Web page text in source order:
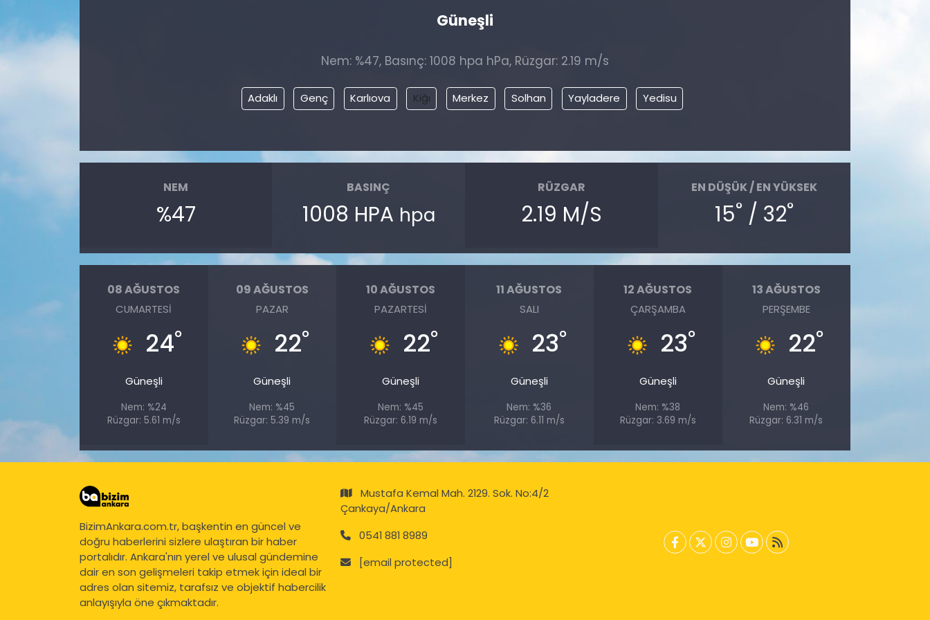
Güneşli
Nem: %47, Basınç: 1008 hpa hPa, Rüzgar: 2.19 m/s
Adaklı Genç Karlıova Kiğı Merkez Solhan Yayladere Yedisu
NEM
%47
BASINÇ
1008 HPA hpa
RÜZGAR
2.19 M/S
EN DÜŞÜK / EN YÜKSEK
15° / 32°
08 AĞUSTOS
CUMARTESI
24°
Güneşli
Nem: %24
Rüzgar: 5.61 m/s
09 AĞUSTOS
PAZAR
22°
Güneşli
Nem: %45
Rüzgar: 5.39 m/s
10 AĞUSTOS
PAZARTESI
22°
Güneşli
Nem: %45
Rüzgar: 6.19 m/s
11 AĞUSTOS
SALI
23°
Güneşli
Nem: %36
Rüzgar: 6.11 m/s
12 AĞUSTOS
ÇARŞAMBA
23°
Güneşli
Nem: %38
Rüzgar: 3.69 m/s
13 AĞUSTOS
PERŞEMBE
22°
Güneşli
Nem: %46
Rüzgar: 6.31 m/s
BizimAnkara.com.tr, başkentin en güncel ve
doğru haberlerini sizlere ulaştıran bir haber
portalıdır. Ankara'nın yerel ve ulusal gündemine
dair en son gelişmeleri takip etmek için ideal bir
adres olan sitemiz, tarafsız ve objektif habercilik
anlayışıyla öne çıkmaktadır.
Mustafa Kemal Mah. 2129. Sok. No:4/2
Çankaya/Ankara
0541 881 8989
[email protected]